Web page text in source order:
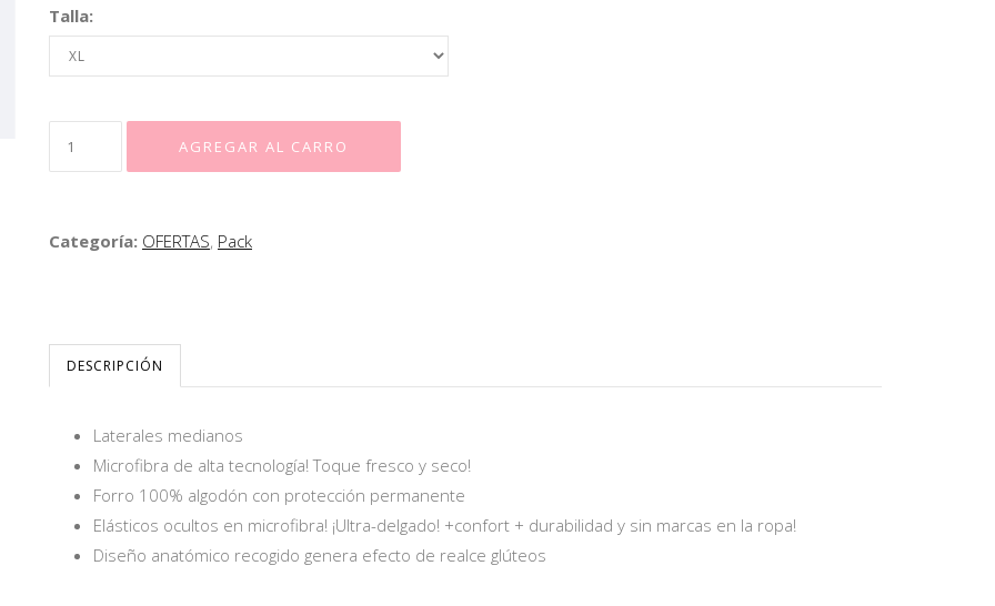
Talla:
Categoría: OFERTAS, Pack
DESCRIPCIÓN
Laterales medianos
Microfibra de alta tecnología! Toque fresco y seco!
Forro 100% algodón con protección permanente
Elásticos ocultos en microfibra! ¡Ultra-delgado! +confort + durabilidad y sin marcas en la ropa!
Diseño anatómico recogido genera efecto de realce glúteos